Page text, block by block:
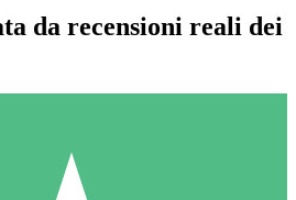
da recensioni reali dei